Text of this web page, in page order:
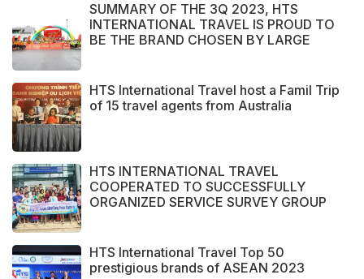
SUMMARY OF THE 3Q 2023, HTS
INTERNATIONAL TRAVEL IS PROUD TO
BE THE BRAND CHOSEN BY LARGE
HTS International Travel host a Famil Trip
of 15 travel agents from Australia
HTS INTERNATIONAL TRAVEL
COOPERATED TO SUCCESSFULLY
ORGANIZED SERVICE SURVEY GROUP
HTS International Travel Top 50
prestigious brands of ASEAN 2023